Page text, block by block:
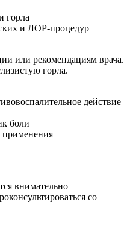
горла
и ЛОР-процедур
или рекомендациям врача.
горла.
действие
боли
применения
внимательно
со